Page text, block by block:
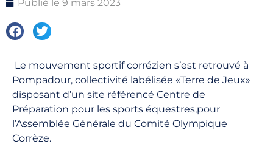
Publié le 9 mars 2023
Le mouvement sportif corrézien s’est retrouvé à
Pompadour, collectivité labélisée «Terre de Jeux»
disposant d’un site référencé Centre de
Préparation pour les sports équestres,pour
l’Assemblée Générale du Comité Olympique
Corrèze.